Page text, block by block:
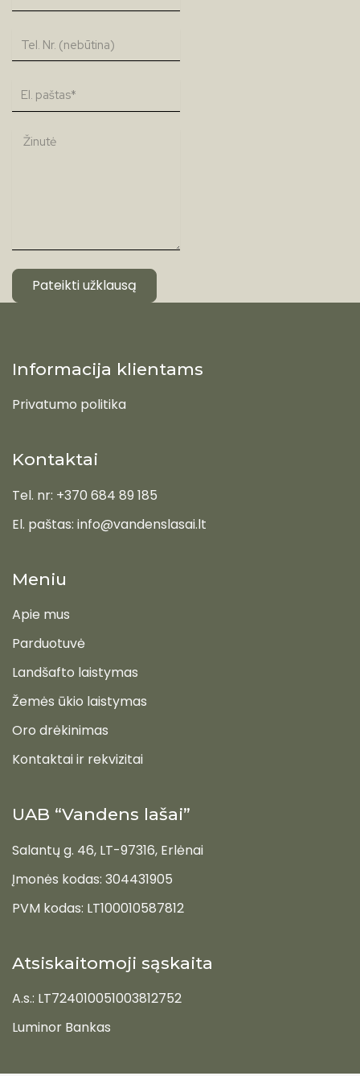
Pateikti užklausą
UAB “Vandens lašai”
Salantų g. 46, LT-97316, Erlėnai
Įmonės kodas: 304431905
PVM kodas: LT100010587812
Atsiskaitomoji sąskaita
A.s.: LT724010051003812752
Luminor Bankas
Meniu
Apie mus
Parduotuvė
Landšafto laistymas
Žemės ūkio laistymas
Oro drėkinimas
Kontaktai ir rekvizitai
Kontaktai
Tel. nr: +370 684 89 185
El. paštas: info@vandenslasai.lt
Informacija klientams
Privatumo politika